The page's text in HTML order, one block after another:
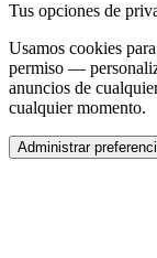
Tus opciones de
Usamos cookies
permiso —
anuncios de
cualquier momento.
Administrar